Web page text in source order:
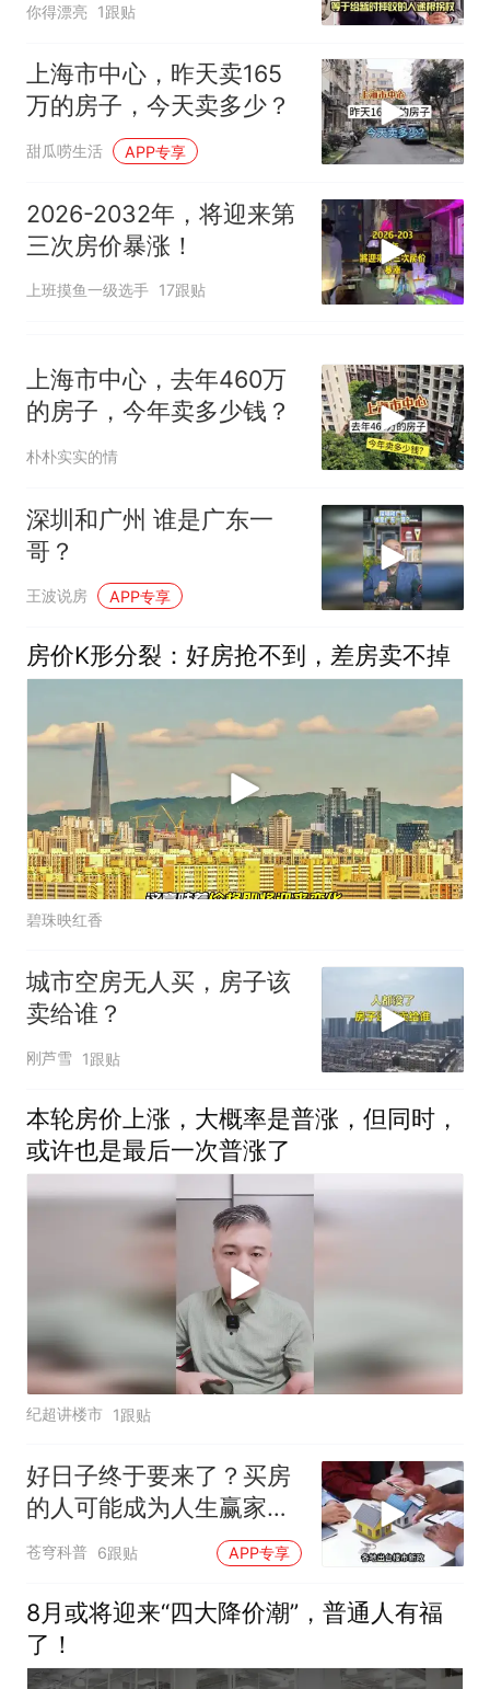
你得漂亮 1跟贴
上海市中心，昨天卖165
万的房子，今天卖多少？
甜瓜唠生活 APP专享
2026-2032年，将迎来第
三次房价暴涨！
上班摸鱼一级选手 17跟贴
上海市中心，去年460万
的房子，今年卖多少钱？
朴朴实实的情
深圳和广州 谁是广东一
哥？
王波说房 APP专享
房价K形分裂：好房抢不到，差房卖不掉
碧珠映红香
城市空房无人买，房子该
卖给谁？
刚芦雪 1跟贴
本轮房价上涨，大概率是普涨，但同时，
或许也是最后一次普涨了
纪超讲楼市 1跟贴
好日子终于要来了？买房
的人可能成为人生赢家，
唱衰的人会哭吗
苍穹科普 6跟贴 APP专享
8月或将迎来“四大降价潮”，普通人有福
了！